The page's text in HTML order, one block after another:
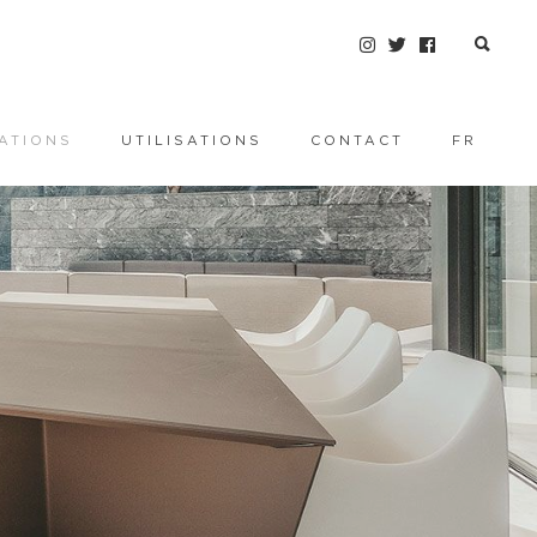
UTILISATIONS CONTACT FR